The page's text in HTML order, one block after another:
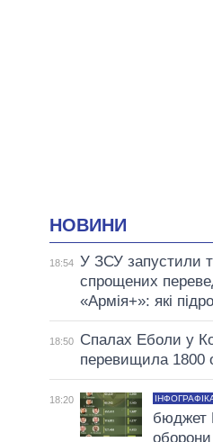
НОВИНИ
18:54 У ЗСУ запустили
спрощених
«Армія+»: які
18:50
Спалах Еболи у
перевищила 1800
18:20
бюджет
оборони